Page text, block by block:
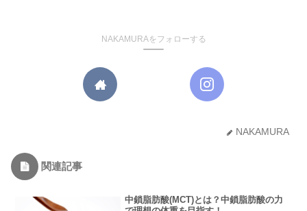
NAKAMURAをフォローする
NAKAMURA
関連記事
中鎖脂肪酸(MCT)とは？中鎖脂肪酸の力